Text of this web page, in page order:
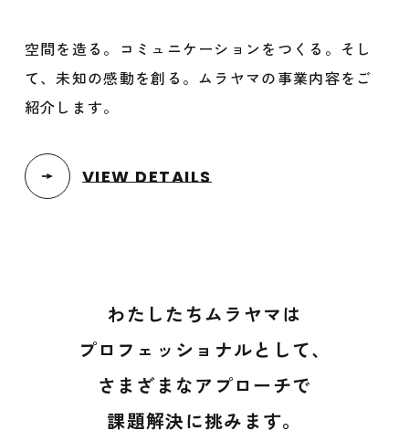
空間を造る。コミュニケーションをつくる。そし
て、未知の感動を創る。ムラヤマの事業内容をご
紹介します。
VIEW DETAILS
わたしたちムラヤマは
プロフェッショナルとして、
さまざまなアプローチで
課題解決に挑みます。